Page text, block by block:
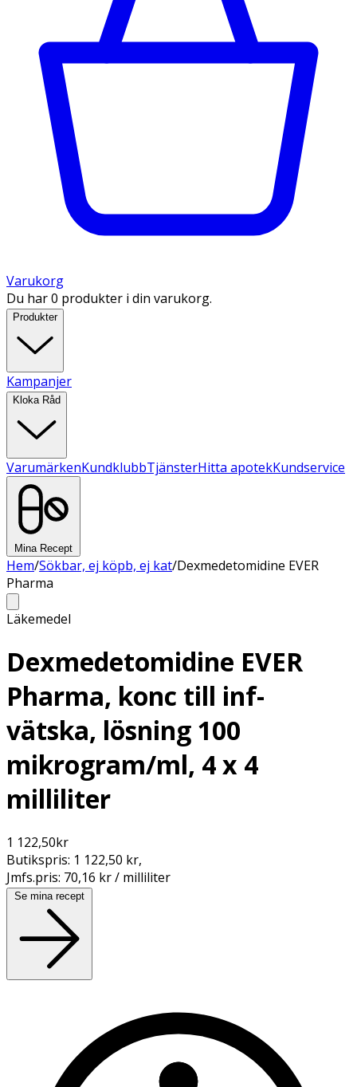
Varukorg
Du har 0 produkter i din varukorg.
Produkter
Kampanjer
Kloka Råd
VarumärkenKundklubbTjänsterHitta apotekKundservice
Mina Recept
Hem/Sökbar, ej köpb, ej kat/Dexmedetomidine EVER
Pharma
Läkemedel
Dexmedetomidine EVER
Pharma, konc till inf-
vätska, lösning 100
mikrogram/ml, 4 x 4
milliliter
1 122,50kr
Butikspris: 1 122,50 kr,
Jmfs.pris: 70,16 kr / milliliter
Se mina recept